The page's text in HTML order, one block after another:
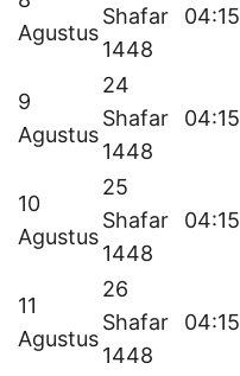
Agustus
Shafar
1448
04:15
9
Agustus
24
Shafar
1448
04:15
10
Agustus
25
Shafar
1448
04:15
11
Agustus
26
Shafar
1448
04:15